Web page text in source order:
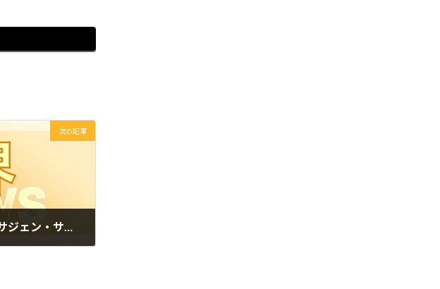
次の記事
リコー 連結子会社エリクサジェン・サイエンティフィックの社名を変更